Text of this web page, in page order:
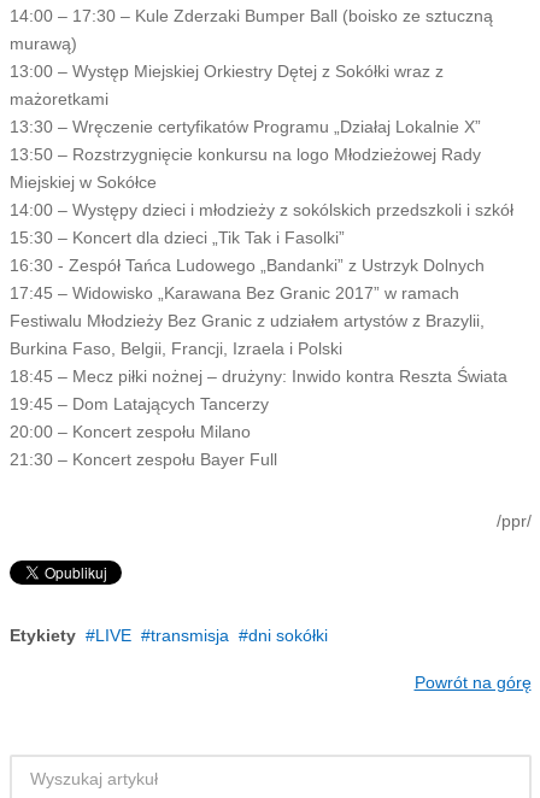
14:00 – 17:30 – Kule Zderzaki Bumper Ball (boisko ze sztuczną
murawą)
13:00 – Występ Miejskiej Orkiestry Dętej z Sokółki wraz z
mażoretkami
13:30 – Wręczenie certyfikatów Programu „Działaj Lokalnie X”
13:50 – Rozstrzygnięcie konkursu na logo Młodzieżowej Rady
Miejskiej w Sokółce
14:00 – Występy dzieci i młodzieży z sokólskich przedszkoli i szkół
15:30 – Koncert dla dzieci „Tik Tak i Fasolki”
16:30 - Zespół Tańca Ludowego „Bandanki” z Ustrzyk Dolnych
17:45 – Widowisko „Karawana Bez Granic 2017” w ramach
Festiwalu Młodzieży Bez Granic z udziałem artystów z Brazylii,
Burkina Faso, Belgii, Francji, Izraela i Polski
18:45 – Mecz piłki nożnej – drużyny: Inwido kontra Reszta Świata
19:45 – Dom Latających Tancerzy
20:00 – Koncert zespołu Milano
21:30 – Koncert zespołu Bayer Full
/ppr/
Etykiety LIVE transmisja dni sokółki
Powrót na górę